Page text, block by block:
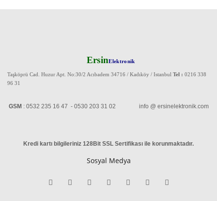
ErsinElektronik
Taşköprü Cad. Huzur Apt. No:30/2 Acıbadem 34716 / Kadıköy / Istanbul Tel : 0216 338
96 31
GSM : 0532 235 16 47 - 0530 203 31 02 info @ ersinelektronik.com
Kredi kartı bilgileriniz 128Bit SSL Sertifikası ile korunmaktadır.
Sosyal Medya